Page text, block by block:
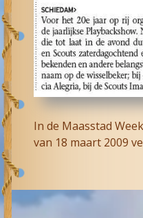
In de Maasstad
van 18 maart 2009